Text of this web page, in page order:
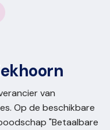
van
Op de beschikbare
"Betaalbare